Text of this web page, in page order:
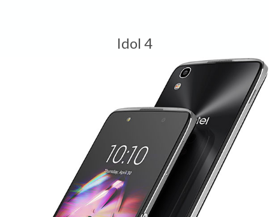
Idol 4